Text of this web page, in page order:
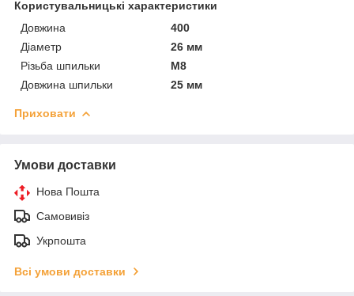
Користувальницькі характеристики
Довжина
400
Діаметр
26 мм
Різьба шпильки
М8
Довжина шпильки
25 мм
Приховати
Умови доставки
Нова Пошта
Самовивіз
Укрпошта
Всі умови доставки